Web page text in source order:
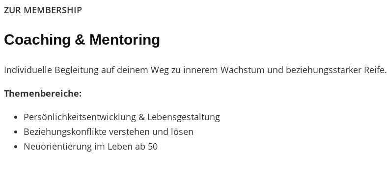
ZUR MEMBERSHIP
Coaching & Mentoring
Individuelle Begleitung auf deinem Weg zu innerem Wachstum und beziehungsstarker Reife.
Themenbereiche:
Persönlichkeitsentwicklung & Lebensgestaltung
Beziehungskonflikte verstehen und lösen
Neuorientierung im Leben ab 50